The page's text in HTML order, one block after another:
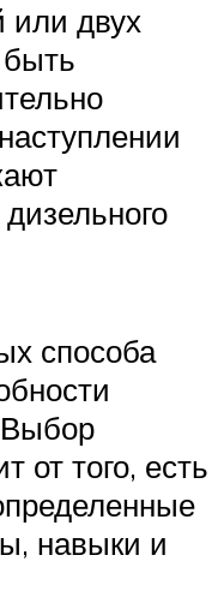
или двух
способа
Выбор
от того, есть
навыки и